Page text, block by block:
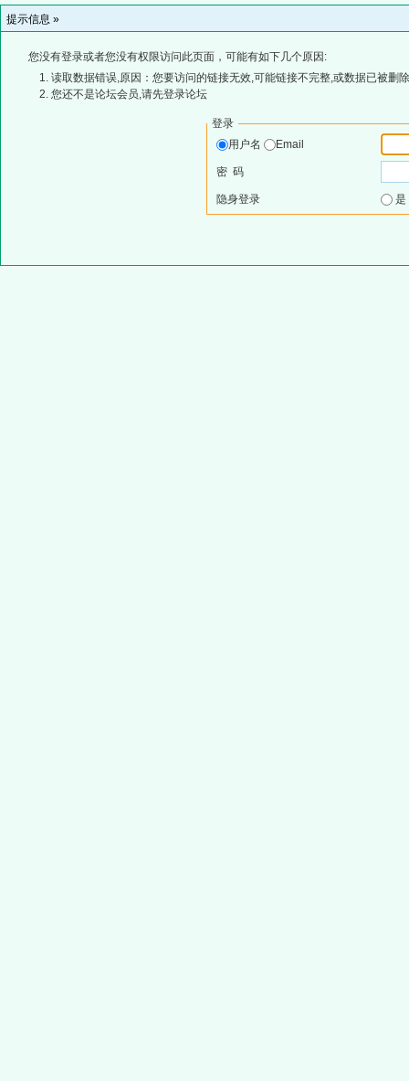
提示信息 »
您没有登录或者您没有权限访问此页面，可能有如下几个原因:
读取数据错误,原因：您要访问的链接无效,可能链接不完整,或数据已被删
您还不是论坛会员,请先登录论坛
登录
用户名
Email
密 码
隐身登录